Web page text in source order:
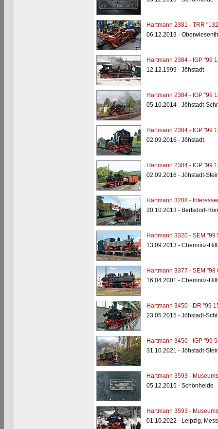
Hartmann 2381 - TRR
06.12.2013 -
Hartmann 2384 - IGP "99
12.12.1999 - Jöhstadt
Hartmann 2384 - IGP "99
05.10.2014 - Jöhstadt-
Hartmann 2384 - IGP "99
02.09.2016 - Jöhstadt
Hartmann 2384 - IGP "99
02.09.2016 - Jöhstadt-
Hartmann 3208 -
20.10.2013 - Bertsdorf-
Hartmann 3320 - SEM "99
13.09.2013 - Chemnitz-
Hartmann 3377 - SEM "98
16.04.2001 - Chemnitz-
Hartmann 3450 - DR "99
23.05.2015 - Jöhstadt-
Hartmann 3450 - IGP "99
31.10.2021 - Jöhstadt-
Hartmann 3593 -
05.12.2015 - Schönheide
Hartmann 3593 -
01.10.2022 - Leipzig,